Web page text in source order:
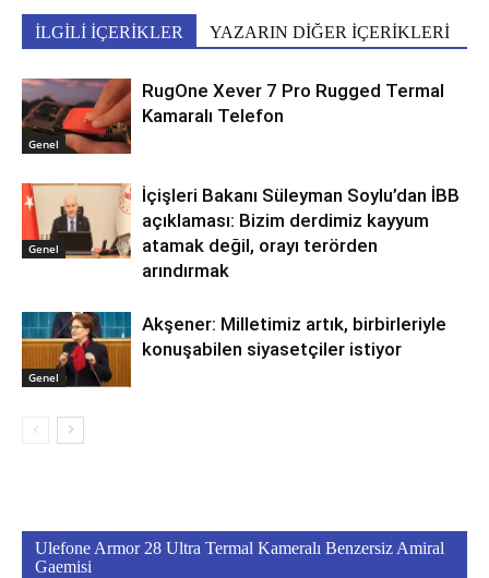
İLGİLİ İÇERİKLER YAZARIN DİĞER İÇERİKLERİ
Genel
RugOne Xever 7 Pro Rugged Termal
Kamaralı Telefon
Genel
İçişleri Bakanı Süleyman Soylu’dan İBB
açıklaması: Bizim derdimiz kayyum
atamak değil, orayı terörden
arındırmak
Genel
Akşener: Milletimiz artık, birbirleriyle
konuşabilen siyasetçiler istiyor
Ulefone Armor 28 Ultra Termal Kameralı Benzersiz Amiral
Gaemisi